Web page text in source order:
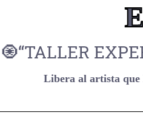
🧿“TALLER
Libera al artista que